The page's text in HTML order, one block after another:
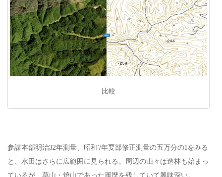
比較
参謀本部明治32年測量、昭和7年要部修正測量の五万分の1をみる
と、水田はさらに広範囲に見られる。周辺の山々は造林も始まっ
ているが、草山・焼山であった履歴を残していて興味深い。